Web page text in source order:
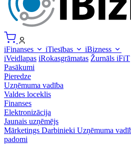
iFinanses iTiesības
iBizness
iVeidlapas iRokasgrāmatas Žurnāls iFiT
Pasākumi
Pieredze
Uzņēmuma vadība
Valdes loceklis
Finanses
Elektronizācija
Jaunais uzņēmējs
Mārketings Darbinieki Uzņēmuma
padomi